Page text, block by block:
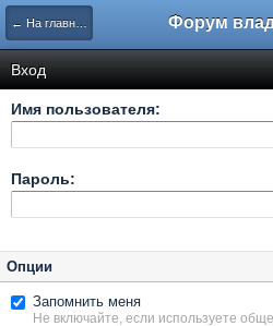
← На главную
Вход
Имя пользователя:
Пароль:
Опции
Запомнить меня
Не включайте, если используете